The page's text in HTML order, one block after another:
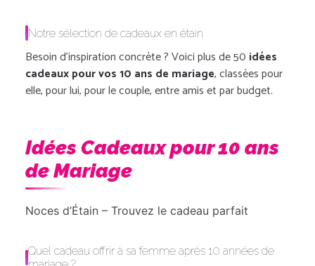
Notre sélection de cadeaux en étain
Besoin d’inspiration concrète ? Voici plus de 50 idées
cadeaux pour vos 10 ans de mariage, classées pour
elle, pour lui, pour le couple, entre amis et par budget.
Idées Cadeaux pour 10 ans
de Mariage
Noces d’Étain – Trouvez le cadeau parfait
Quel cadeau offrir à sa femme après 10 années de